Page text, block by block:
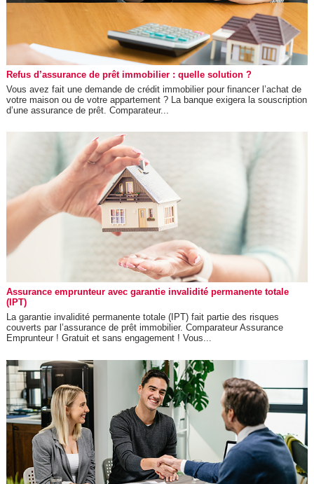
Refus d’assurance de prêt immobilier : quelle solution ?
Vous avez fait une demande de crédit immobilier pour financer l’achat de
votre maison ou de votre appartement ? La banque exigera la souscription
d’une assurance de prêt. Comparateur...
Assurance emprunteur avec garantie invalidité permanente totale
(IPT)
La garantie invalidité permanente totale (IPT) fait partie des risques
couverts par l’assurance de prêt immobilier. Comparateur Assurance
Emprunteur ! Gratuit et sans engagement ! Vous...